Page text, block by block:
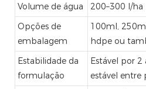
Volume de água
200–300 l/ha
Opções de
embalagem
100ml,
hdpe ou
Estabilidade da
formulação
Estável por 2
estável entre